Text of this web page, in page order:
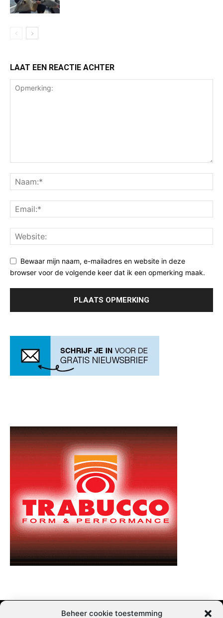
Beheer cookie toestemming
LAAT EEN REACTIE ACHTER
Bewaar mijn naam, e-mailadres en website in deze
browser voor de volgende keer dat ik een opmerking maak.